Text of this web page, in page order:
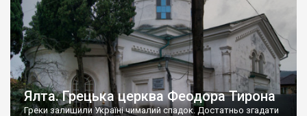
Ялта. Грецька церква Феодора Тирона
Греки залишили Україні чималий спадок. Достатньо згадати